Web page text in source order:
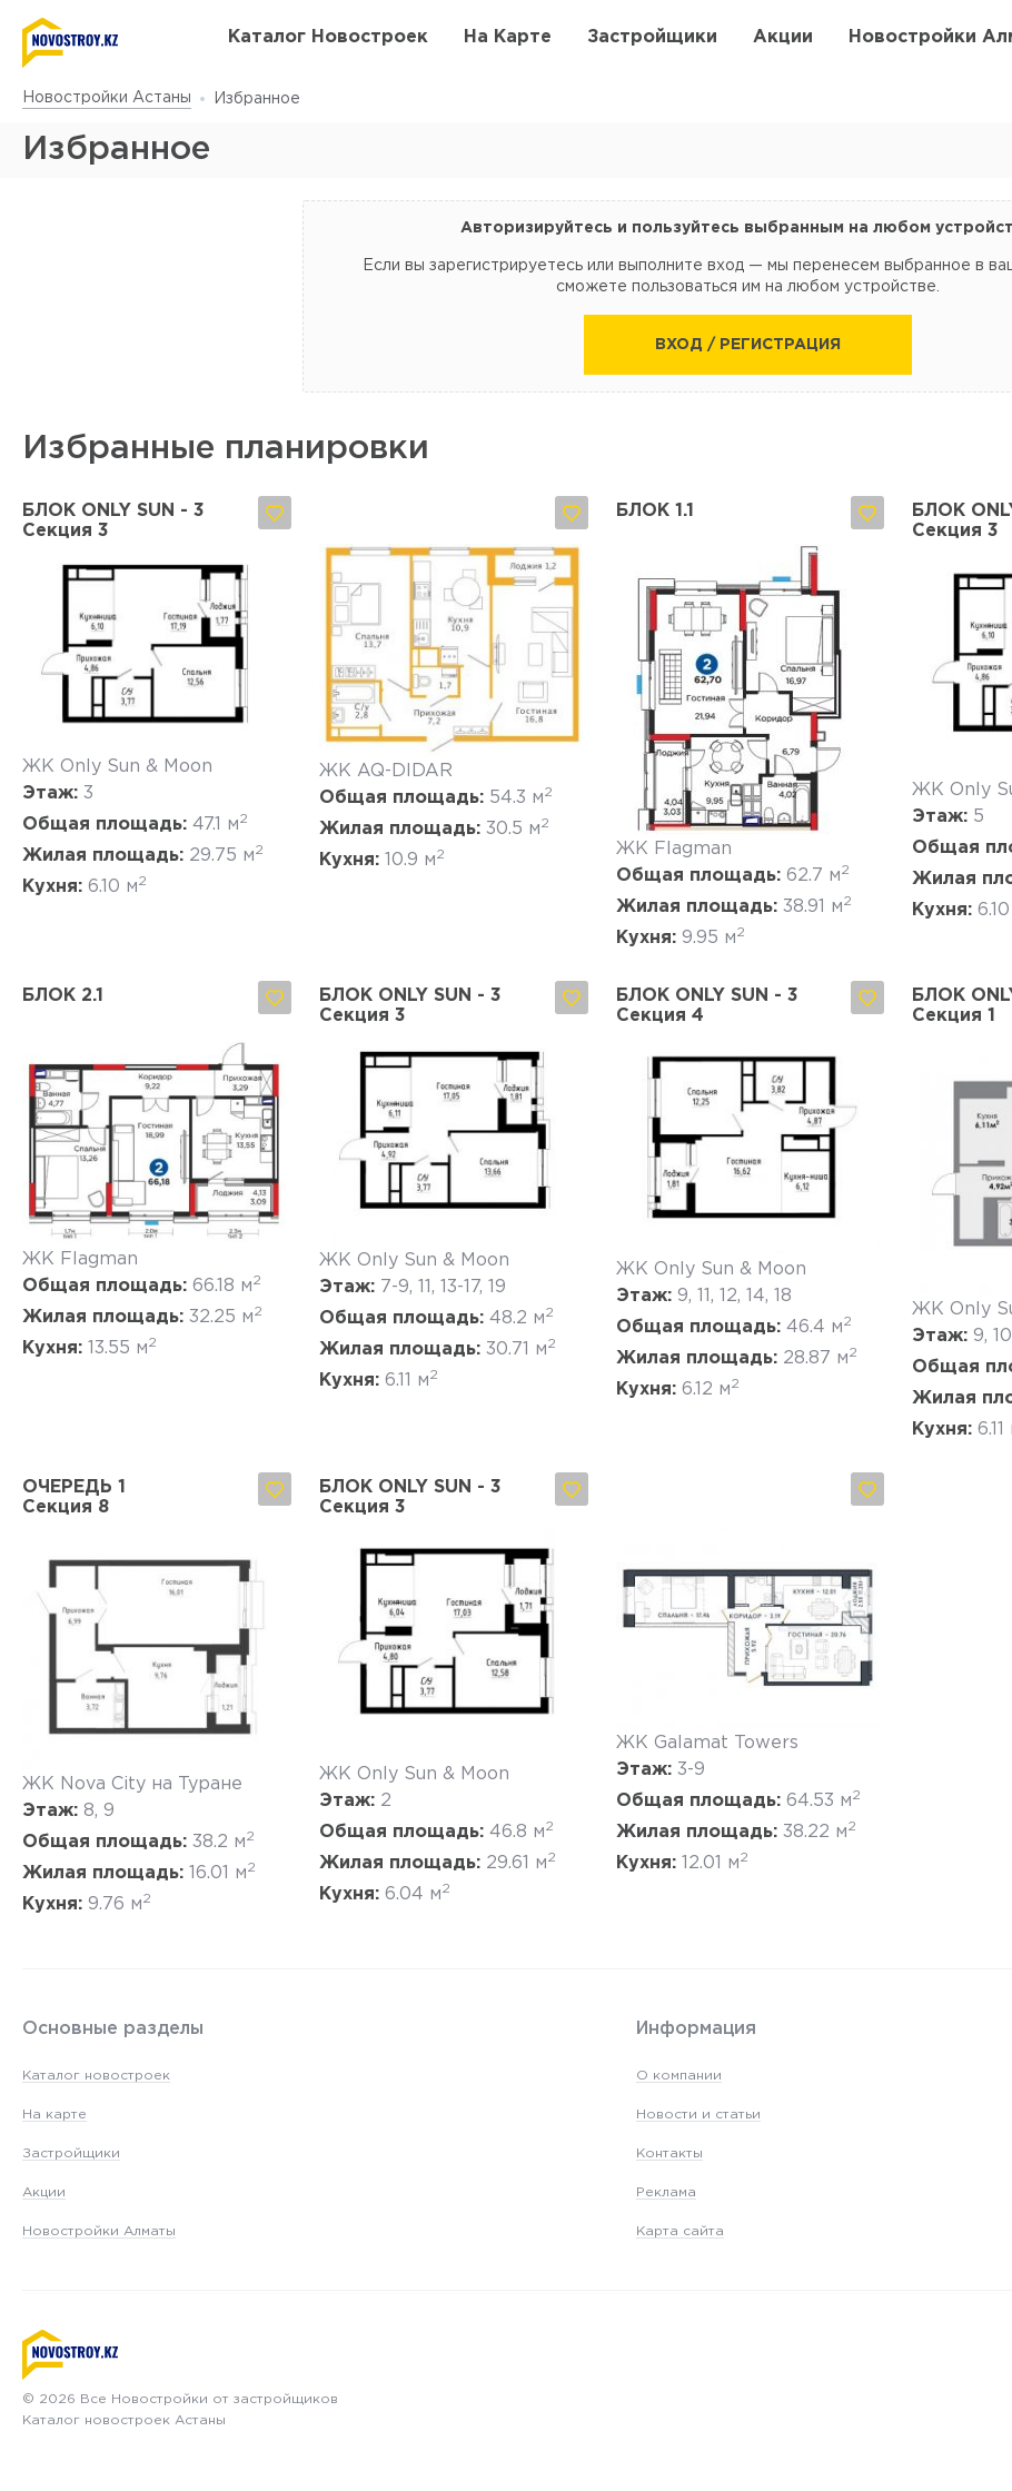
Каталог Новостроек На Карте Застройщики Акции Новостройки
Новостройки Астаны Избранное
Избранное
Авторизируйтесь и пользуйтесь выбранным на любом
Если вы зарегистрируетесь или выполните вход — мы перенесем выбранное в
сможете пользоваться им на любом устройстве.
ВХОД / РЕГИСТРАЦИЯ
Избранные планировки
БЛОК ONLY SUN - 3
Секция 3
ЖК Only Sun & Moon
Этаж: 3
Общая площадь: 47.1 м2
Жилая площадь: 29.75 м2
Кухня: 6.10 м2
ЖК AQ-DIDAR
Общая площадь: 54.3 м2
Жилая площадь: 30.5 м2
Кухня: 10.9 м2
Да, удалить Отмена
БЛОК 1.1
ЖК Flagman
Общая площадь: 62.7 м2
Жилая площадь: 38.91 м2
Кухня: 9.95 м2
Да, удалить Отмена
БЛОК
Секция 3
ЖК Only
Этаж: 5
Общая
Жилая
Кухня:
БЛОК 2.1
ЖК Flagman
Общая площадь: 66.18 м2
Жилая площадь: 32.25 м2
Кухня: 13.55 м2
Да, удалить
БЛОК ONLY SUN - 3
Секция 3
ЖК Only Sun & Moon
Этаж: 7-9, 11, 13-17, 19
Общая площадь: 48.2 м2
Жилая площадь: 30.71 м2
Кухня: 6.11 м2
БЛОК ONLY SUN - 3
Секция 4
ЖК Only Sun & Moon
Этаж: 9, 11, 12, 14, 18
Общая площадь: 46.4 м2
Жилая площадь: 28.87 м2
Кухня: 6.12 м2
БЛОК
Секция 1
ЖК Only
Этаж: 9, 10
Общая
Жилая
Кухня: 6.11
ОЧЕРЕДЬ 1
Секция 8
ЖК Nova City на Туране
Этаж: 8, 9
Общая площадь: 38.2 м2
Жилая площадь: 16.01 м2
Кухня: 9.76 м2
Да, удалить
БЛОК ONLY SUN - 3
Секция 3
ЖК Only Sun & Moon
Этаж: 2
Общая площадь: 46.8 м2
Жилая площадь: 29.61 м2
Кухня: 6.04 м2
Да, удалить Отмена
ЖК Galamat Towers
Этаж: 3-9
Общая площадь: 64.53 м2
Жилая площадь: 38.22 м2
Кухня: 12.01 м2
Основные разделы
Каталог новостроек
На карте
Застройщики
Акции
Новостройки Алматы
Информация
О компании
Новости и статьи
Контакты
Реклама
Карта сайта
© 2026 Все Новостройки от застройщиков
Каталог новостроек Астаны